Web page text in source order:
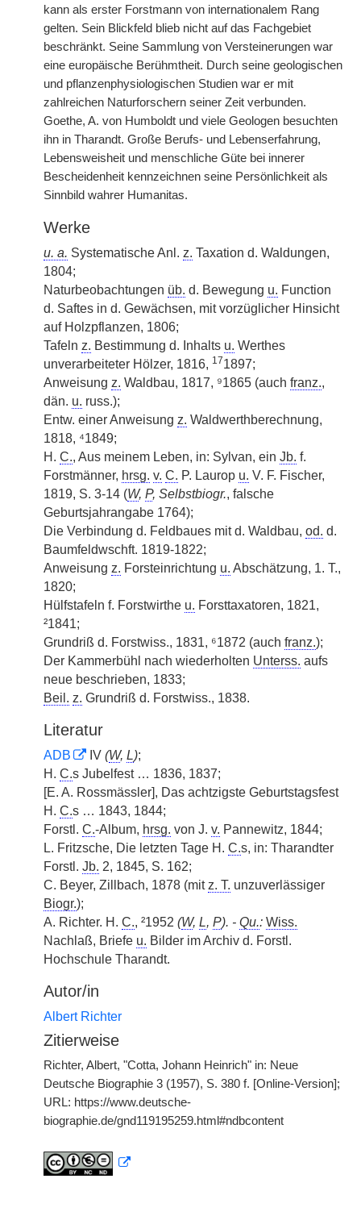
kann als erster Forstmann von internationalem Rang
gelten. Sein Blickfeld blieb nicht auf das Fachgebiet
beschränkt. Seine Sammlung von Versteinerungen war
eine europäische Berühmtheit. Durch seine geologischen
und pflanzenphysiologischen Studien war er mit
zahlreichen Naturforschern seiner Zeit verbunden.
Goethe, A. von Humboldt und viele Geologen besuchten
ihn in Tharandt. Große Berufs- und Lebenserfahrung,
Lebensweisheit und menschliche Güte bei innerer
Bescheidenheit kennzeichnen seine Persönlichkeit als
Sinnbild wahrer Humanitas.
Werke
u. a. Systematische Anl. z. Taxation d. Waldungen,
1804;
Naturbeobachtungen üb. d. Bewegung u. Function
d. Saftes in d. Gewächsen, mit vorzüglicher Hinsicht
auf Holzpflanzen, 1806;
Tafeln z. Bestimmung d. Inhalts u. Werthes
unverarbeiteter Hölzer, 1816, 171897;
Anweisung z. Waldbau, 1817, ⁹1865 (auch franz.,
dän. u. russ.);
Entw. einer Anweisung z. Waldwerthberechnung,
1818, ⁴1849;
H. C., Aus meinem Leben, in: Sylvan, ein Jb. f.
Forstmänner, hrsg. v. C. P. Laurop u. V. F. Fischer,
1819, S. 3-14 (W, P, Selbstbiogr., falsche
Geburtsjahrangabe 1764);
Die Verbindung d. Feldbaues mit d. Waldbau, od. d.
Baumfeldwschft. 1819-1822;
Anweisung z. Forsteinrichtung u. Abschätzung, 1. T.,
1820;
Hülfstafeln f. Forstwirthe u. Forsttaxatoren, 1821,
²1841;
Grundriß d. Forstwiss., 1831, ⁶1872 (auch franz.);
Der Kammerbühl nach wiederholten Unterss. aufs
neue beschrieben, 1833;
Beil. z. Grundriß d. Forstwiss., 1838.
Literatur
ADB IV (W, L);
H. C.s Jubelfest … 1836, 1837;
[E. A. Rossmässler], Das achtzigste Geburtstagsfest
H. C.s … 1843, 1844;
Forstl. C.-Album, hrsg. von J. v. Pannewitz, 1844;
L. Fritzsche, Die letzten Tage H. C.s, in: Tharandter
Forstl. Jb. 2, 1845, S. 162;
C. Beyer, Zillbach, 1878 (mit z. T. unzuverlässiger
Biogr.);
A. Richter. H. C., ²1952 (W, L, P). - Qu.: Wiss.
Nachlaß, Briefe u. Bilder im Archiv d. Forstl.
Hochschule Tharandt.
Autor/in
Albert Richter
Zitierweise
Richter, Albert, "Cotta, Johann Heinrich" in: Neue
Deutsche Biographie 3 (1957), S. 380 f. [Online-Version];
URL: https://www.deutsche-
biographie.de/gnd119195259.html#ndbcontent